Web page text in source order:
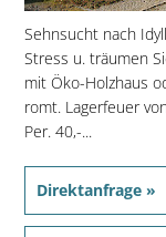
Sehnsucht nach
Stress u. träumen
mit Öko-Holzhaus
romt. Lagerfeuer
Per. 40,-...
Direktanfrage »